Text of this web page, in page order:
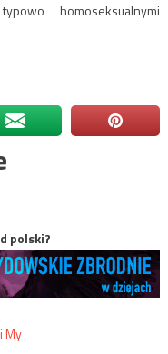
homoseksualnymi
polski?